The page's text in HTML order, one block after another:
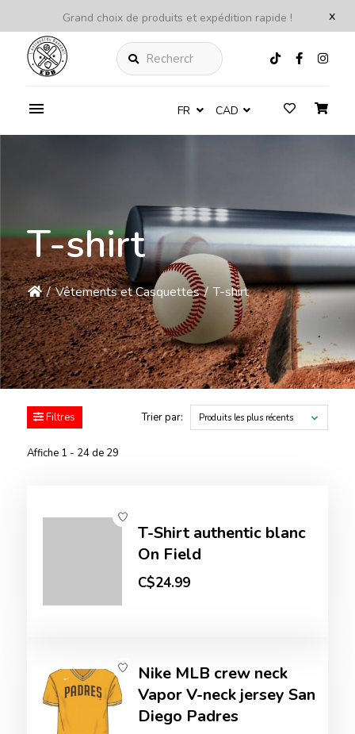
x
Grand choix de produits et expédition rapide !
Rechercher
FR CAD
T-shirt
/ Vêtements et Casquettes / T-shirt
Filtres
Affiche 1 - 24 de 29
Trier par: Produits les plus récents
T-Shirt authentic blanc
On Field
C$24.99
Nike MLB crew neck
Vapor V-neck jersey San
Diego Padres